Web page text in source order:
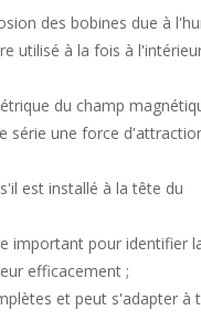
des bobines due à
utilisé à la fois à
du champ
série une force
est installé à la tête du
important pour identifier
efficacement ;
et peut s'adapter à